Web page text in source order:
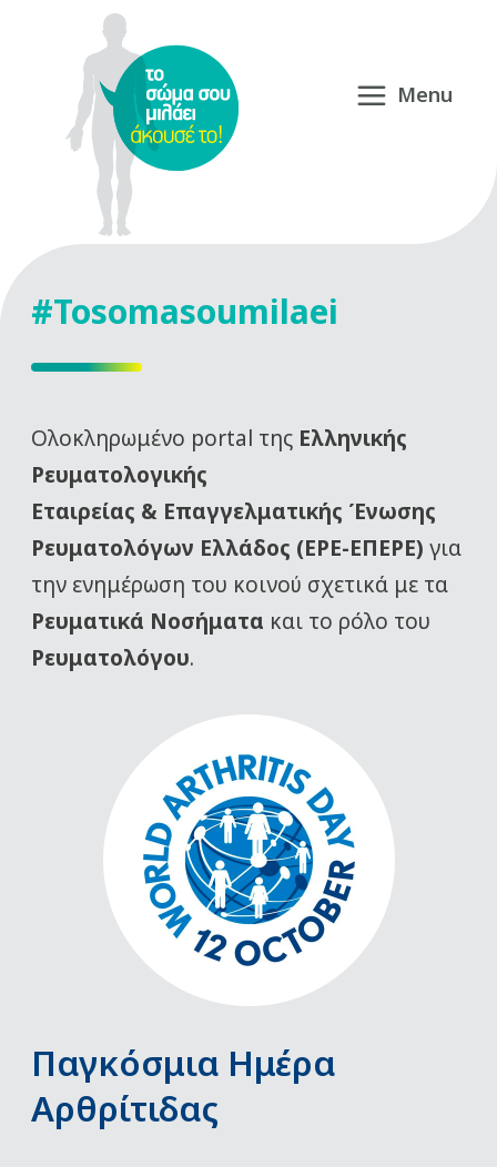
#Tosomasoumilaei
Oλοκληρωμένο portal της Ελληνικής
Ρευματολογικής
Εταιρείας & Επαγγελματικής Ένωσης
Ρευματολόγων Ελλάδος (ΕΡΕ-ΕΠΕΡΕ) για
την ενημέρωση του κοινού σχετικά με τα
Ρευματικά Νοσήματα και το ρόλο του
Ρευματολόγου.
Παγκόσμια Ημέρα
Αρθρίτιδας